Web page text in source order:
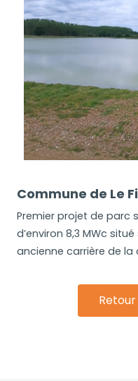
Commune de Le
Premier projet de parc
d’environ 8,3 MWc
ancienne carrière de la